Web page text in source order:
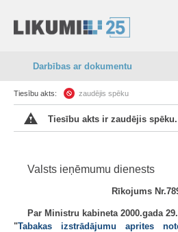
Darbības ar dokumentu
Tiesību akts: zaudējis spēku
Tiesību akts ir zaudējis spēku.
Valsts ieņēmumu dienests
Rīkojums
Par Ministru kabineta 2000.gada
"Tabakas izstrādājumu aprites